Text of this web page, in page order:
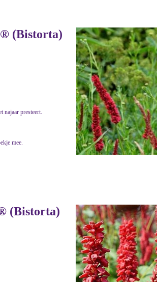
(Bistorta)
najaar presteert.
mee.
(Bistorta)